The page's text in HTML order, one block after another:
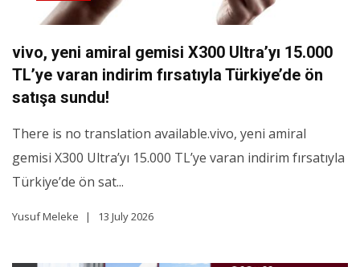
vivo, yeni amiral gemisi X300 Ultra’yı 15.000
TL’ye varan indirim fırsatıyla Türkiye’de ön
satışa sundu!
There is no translation available.vivo, yeni amiral
gemisi X300 Ultra’yı 15.000 TL’ye varan indirim fırsatıyla
Türkiye’de ön sat...
Yusuf Meleke 13 July 2026